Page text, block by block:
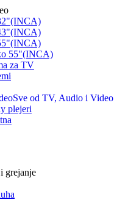
55"(INCA)
za TV
Sve od TV, Audio i Video
plejeri
grejanje